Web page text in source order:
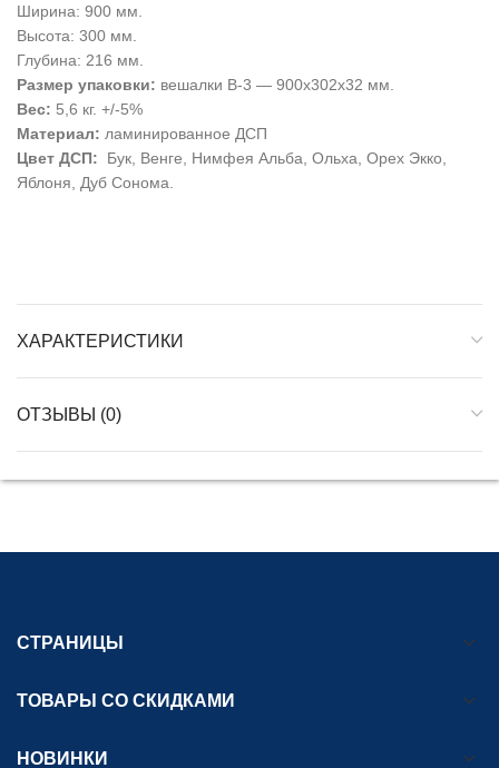
Ширина: 900 мм.
Высота: 300 мм.
Глубина: 216 мм.
Размер упаковки: вешалки В-3 — 900х302х32 мм.
Вес: 5,6 кг. +/-5%
Материал: ламинированное ДСП
Цвет ДСП:
Бук, Венге, Нимфея Альба, Ольха, Орех Экко,
Яблоня, Дуб Сонома.
ХАРАКТЕРИСТИКИ
ОТЗЫВЫ (0)
СТРАНИЦЫ
ТОВАРЫ СО СКИДКАМИ
НОВИНКИ